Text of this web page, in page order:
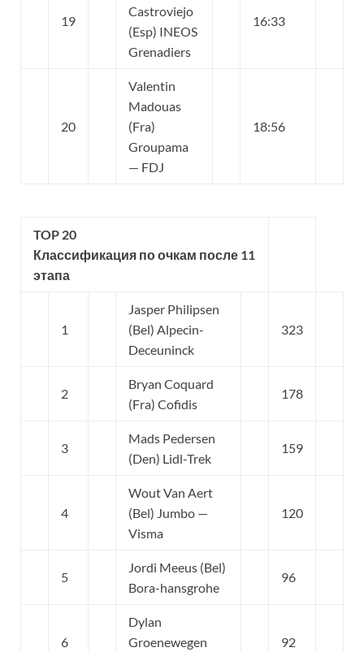
19
Castroviejo
(Esp) INEOS
Grenadiers
16:33
20
Valentin
Madouas
(Fra)
Groupama
— FDJ
18:56
TOP 20
Классификация по очкам после 11
этапа
1
Jasper Philipsen
(Bel) Alpecin-
Deceuninck
323
2
Bryan Coquard
(Fra) Cofidis
178
3
Mads Pedersen
(Den) Lidl-Trek
159
4
Wout Van Aert
(Bel) Jumbo —
Visma
120
5
Jordi Meeus (Bel)
Bora-hansgrohe
96
6
Dylan
Groenewegen
92